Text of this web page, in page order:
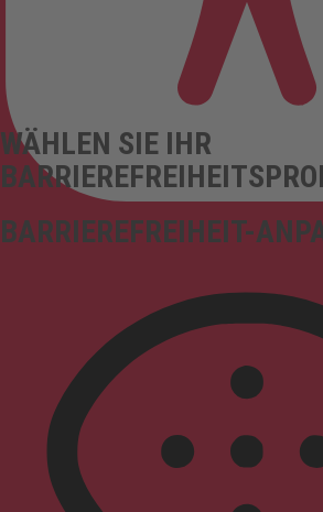
BARRIEREFREIHEIT-
WÄHLEN SIE IHR